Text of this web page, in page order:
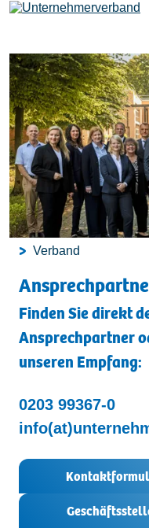
Leistungen
Mitglieder
[uv]campus
News &
Verband
Kontakt
Verband
Finden Sie direkt
Ansprechpartner
unseren Empfang:
0203 99367-0